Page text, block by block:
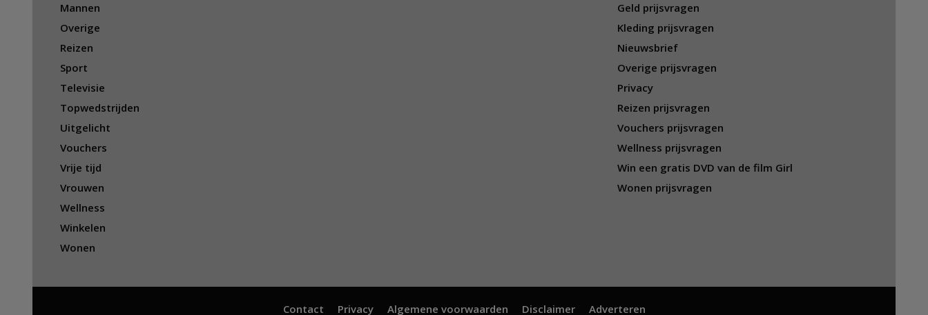
Mannen
Overige
Reizen
Sport
Televisie
Topwedstrijden
Uitgelicht
Vouchers
Vrije tijd
Vrouwen
Wellness
Winkelen
Wonen
Geld prijsvragen
Kleding prijsvragen
Nieuwsbrief
Overige prijsvragen
Privacy
Reizen prijsvragen
Vouchers prijsvragen
Wellness prijsvragen
Win een gratis DVD van de film Girl
Wonen prijsvragen
Contact Privacy Algemene voorwaarden Disclaimer Adverteren